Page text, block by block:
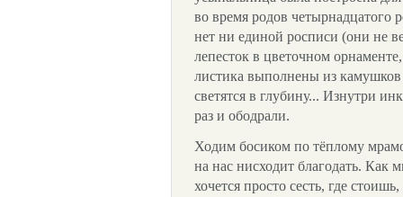
во время родов
нет ни единой росписи (они не
лепесток в цветочном
листика выполнены из
светятся в глубину... Изнутри
раз и ободрали.
Ходим босиком по тёплому
на нас нисходит благодать. Как
хочется просто сесть, где